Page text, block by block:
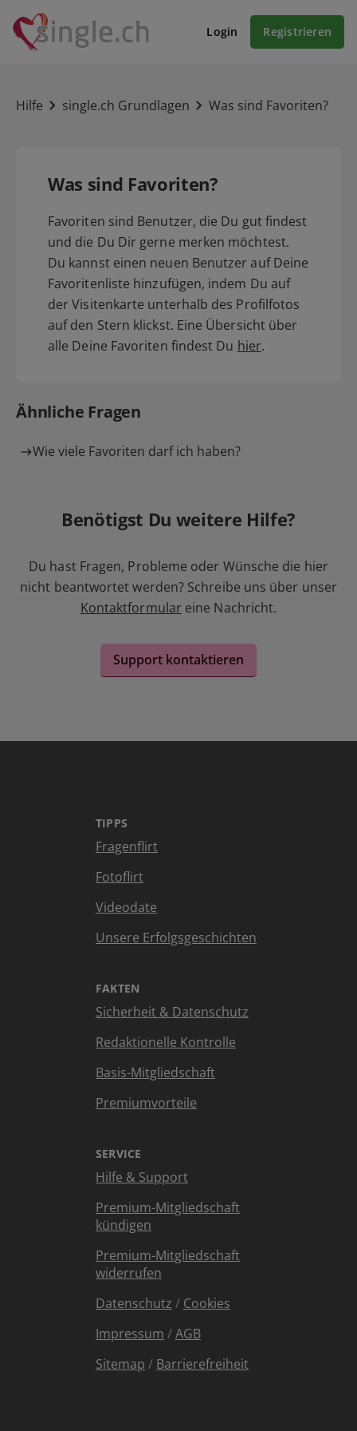
Login Registrieren
Hilfe single.ch Grundlagen Was sind Favoriten?
Was sind Favoriten?
Favoriten sind Benutzer, die Du gut findest
und die Du Dir gerne merken möchtest.
Du kannst einen neuen Benutzer auf Deine
Favoritenliste hinzufügen, indem Du auf
der Visitenkarte unterhalb des Profilfotos
auf den Stern klickst. Eine Übersicht über
alle Deine Favoriten findest Du hier.
Ähnliche Fragen
Wie viele Favoriten darf ich haben?
Benötigst Du weitere Hilfe?
Du hast Fragen, Probleme oder Wünsche die hier
nicht beantwortet werden? Schreibe uns über unser
Kontaktformular eine Nachricht.
Support kontaktieren
TIPPS
Fragenflirt
Fotoflirt
Videodate
Unsere Erfolgsgeschichten
FAKTEN
Sicherheit & Datenschutz
Redaktionelle Kontrolle
Basis-Mitgliedschaft
Premiumvorteile
SERVICE
Hilfe & Support
Premium-Mitgliedschaft
kündigen
Premium-Mitgliedschaft
widerrufen
Datenschutz / Cookies
Impressum /AGB
Sitemap / Barrierefreiheit